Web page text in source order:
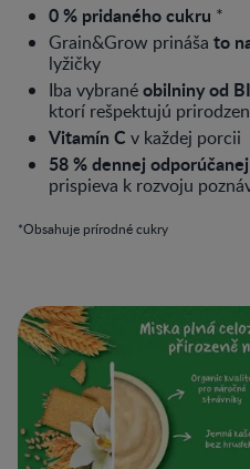
0 % pridaného cukru *​
Grain&Grow prináša to
lyžičky​
Iba vybranéobilniny od
ktorí rešpektujú
Vitamín C v každej porcii​
58 % dennej
prispieva k rozvoju
*Obsahuje prírodné cukry